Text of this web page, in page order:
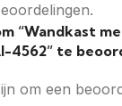
“Wandkast
4562” te
om een